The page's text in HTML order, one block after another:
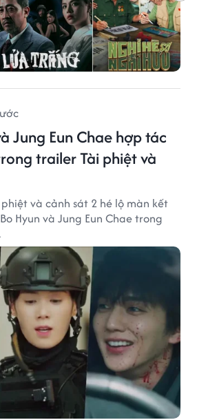
Jung Eun Chae hợp tác
trailer Tài phiệt và
và cảnh sát 2 hé lộ màn kết
Hyun và Jung Eun Chae trong